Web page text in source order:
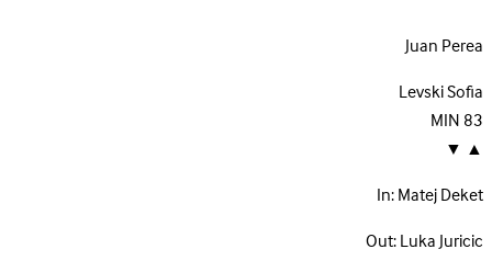
Juan Perea
Levski Sofia
83
MIN
▲
▼
In:Matej Deket
Out:Luka Juricic